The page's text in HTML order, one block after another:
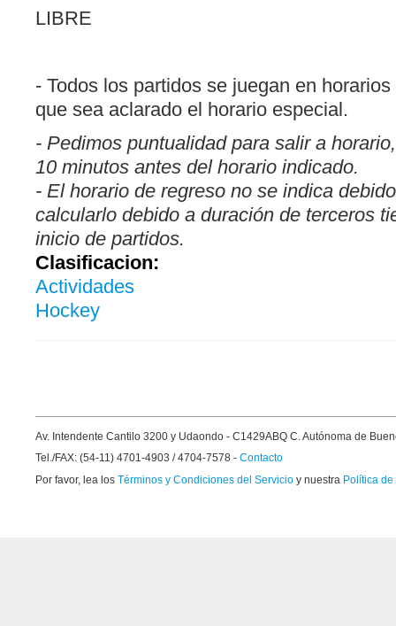
LIBRE
- Todos los partidos se juegan en
que sea aclarado el horario especial.
- Pedimos puntualidad para salir a
10 minutos antes del horario indicado.
- El horario de regreso no se indica
calcularlo debido a duración de terceros
inicio de partidos.
Clasificacion:
Actividades
Hockey
Av. Intendente Cantilo 3200 y Udaondo - C1429ABQ C. Autónoma de
Tel./FAX: (54-11) 4701-4903 / 4704-7578 - Contacto
Por favor, lea los Términos y Condiciones del Servicio y nuestra Política